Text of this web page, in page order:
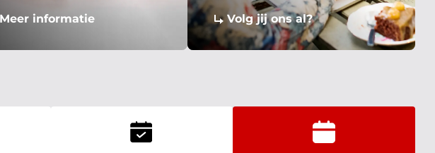
Meer informatie Volg jij ons al?